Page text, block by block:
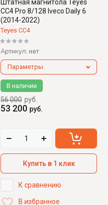
Штатная магнитола Teyes
CC4 Pro 8/128 Iveco Daily 6
(2014-2022)
Teyes CC4
Артикул: нет
Параметры
В наличии
56 000 руб.
53 200 руб.
Купить в 1 клик
К сравнению
В избранное